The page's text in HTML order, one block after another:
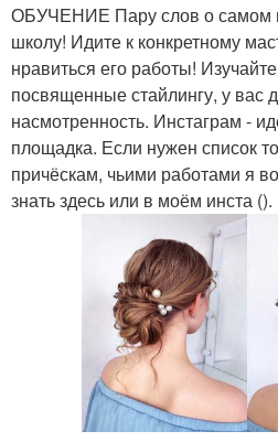
ОБУЧЕНИЕ Пару слов о самом
школу! Идите к конкретному
нравиться его работы!
посвященные стайлингу, у вас
насмотренность. Инстаграм -
площадка. Если нужен список
причёскам, чьими работами я
знать здесь или в моём инста ().